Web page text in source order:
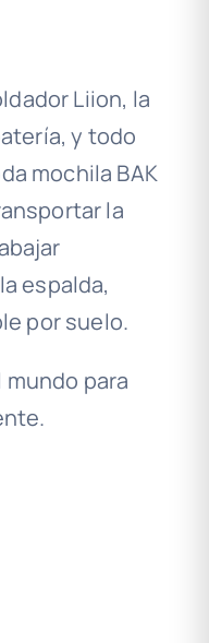
Liion, la
y todo
mochila BAK
la
espalda,
por suelo.
mundo para